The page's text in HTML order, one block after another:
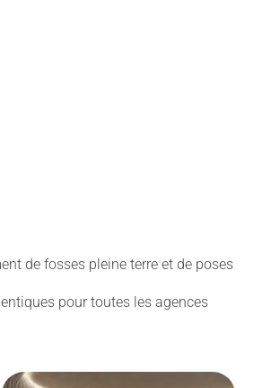
de fosses pleine terre et de poses
pour toutes les agences